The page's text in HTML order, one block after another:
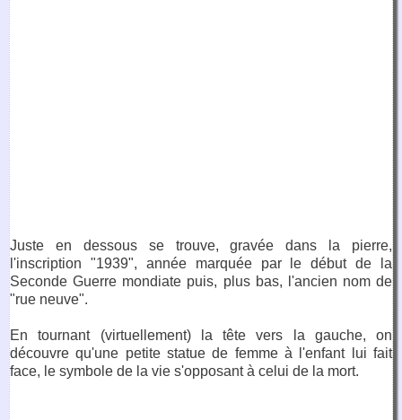
Juste en dessous se trouve, gravée dans la pierre,
l'inscription "1939", année marquée par le début de la
Seconde Guerre mondiate puis, plus bas, l'ancien nom de
"rue neuve".
En tournant (virtuellement) la tête vers la gauche, on
découvre qu'une petite statue de femme à l'enfant lui fait
face, le symbole de la vie s'opposant à celui de la mort.